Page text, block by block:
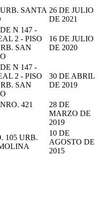
SANTA 26 DE JULIO
DE 2021
N 147 -
2 - PISO
SAN
16 DE JULIO
DE 2020
N 147 -
2 - PISO
SAN
30 DE ABRIL
DE 2019
421
28 DE
MARZO DE
2019
105 URB.
10 DE
AGOSTO DE
2015